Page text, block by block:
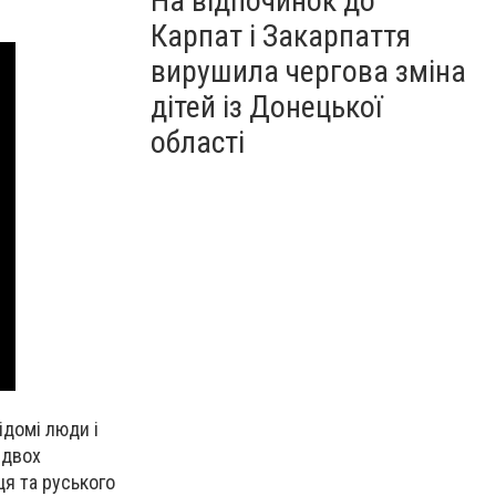
люди і
та руського
Карпат і Закарпаття
вирушила чергова зміна
дітей із Донецької
області